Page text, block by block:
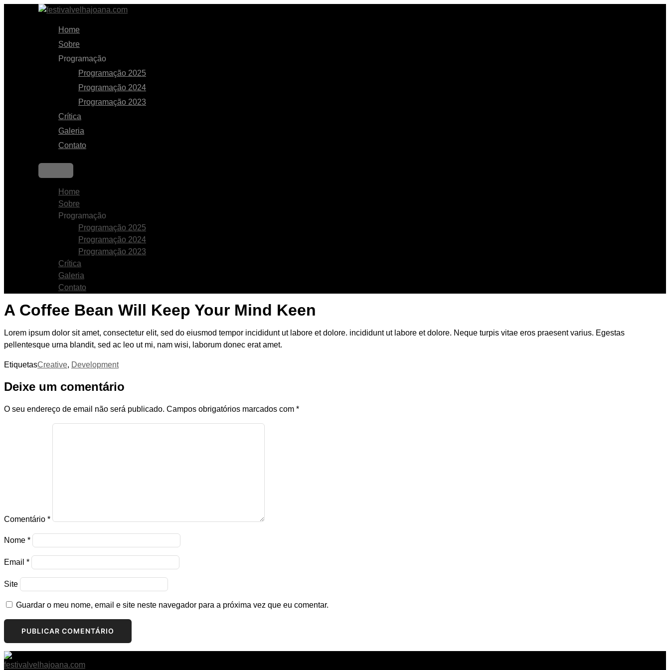
Home
Sobre
Programação
Programação 2025
Programação 2024
Programação 2023
Crítica
Galeria
Contato
Home
Sobre
Programação
Programação 2025
Programação 2024
Programação 2023
Crítica
Galeria
Contato
A Coffee Bean Will Keep Your Mind Keen
Lorem ipsum dolor sit amet, consectetur elit, sed do eiusmod tempor incididunt ut labore et dolore. incididunt ut labore et dolore. Neque turpis vitae eros praesent varius. Egestas
pellentesque urna blandit, sed ac leo ut mi, nam wisi, laborum donec erat amet.
EtiquetasCreative, Development
Deixe um comentário
O seu endereço de email não será publicado. Campos obrigatórios marcados com *
Comentário *
Nome *
Email *
Site
Guardar o meu nome, email e site neste navegador para a próxima vez que eu comentar.